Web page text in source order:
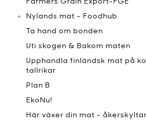
Farmers Grain Export-FGE
Nylands mat - Foodhub
Ta hand om bonden
Uti skogen & Bakom maten
Upphandla finländsk mat på
tallrikar
Plan B
EkoNu!
Här växer din mat - åkerskyltar